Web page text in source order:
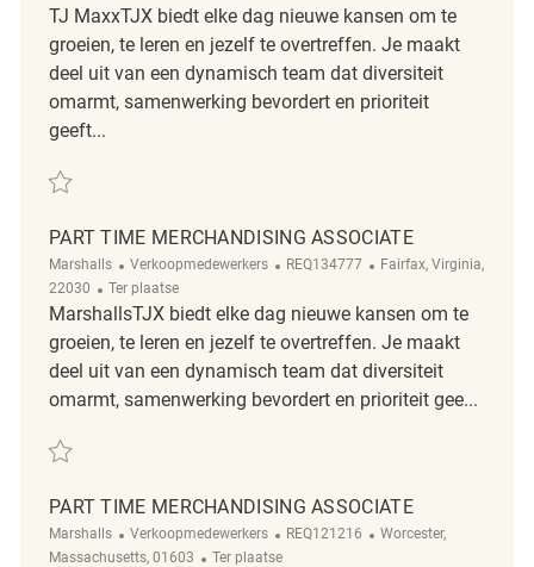
TJ MaxxTJX biedt elke dag nieuwe kansen om te
groeien, te leren en jezelf te overtreffen. Je maakt
deel uit van een dynamisch team dat diversiteit
omarmt, samenwerking bevordert en prioriteit
geeft...
Redden Merchandising Associate REQ134400
PART TIME MERCHANDISING ASSOCIATE
Marshalls Categorie
Verkoopmedewerkers ReqId
REQ134777 Plaats
Fairfax, Virginia,
22030
Afgelegen
Ter plaatse
MarshallsTJX biedt elke dag nieuwe kansen om te
groeien, te leren en jezelf te overtreffen. Je maakt
deel uit van een dynamisch team dat diversiteit
omarmt, samenwerking bevordert en prioriteit gee...
Redden Part time Merchandising Associate REQ134777
PART TIME MERCHANDISING ASSOCIATE
Marshalls Categorie
Verkoopmedewerkers ReqId
REQ121216 Plaats
Worcester,
Massachusetts, 01603
Afgelegen
Ter plaatse